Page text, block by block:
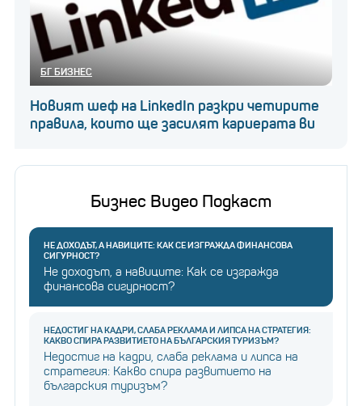
Въпреки това, както отбелязва CNBC, въпросът
кой може да бъде първият трилионер в света
вълнува обществеността откакто светът
коронова първия си милиардер през 1916 г.Това
основателят и по това време най-големият
Това е милиардерът,
който си плаща, за да
стои извън списъците с
милиардери
Въпреки това очарование, много учени виждат
натрупването на огромно богатство като
БГ БИЗНЕС
Новият шеф на LinkedIn разкри четирите
правила, които ще засилят кариерата ви
Бизнес Видео Подкаст
НЕ ДОХОДЪТ, А НАВИЦИТЕ: КАК СЕ ИЗГРАЖДА ФИНАНСОВА
СИГУРНОСТ?
Не доходът, а навиците: Как се изгражда
финансова сигурност?
НЕДОСТИГ НА КАДРИ, СЛАБА РЕКЛАМА И ЛИПСА НА СТРАТЕГИЯ:
КАКВО СПИРА РАЗВИТИЕТО НА БЪЛГАРСКИЯ ТУРИЗЪМ?
Недостиг на кадри, слаба реклама и липса на
стратегия: Какво спира развитието на
българския туризъм?